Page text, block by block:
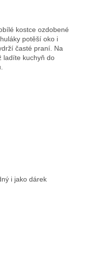
kostce ozdobené
potěší oko i
časté praní. Na
ladíte kuchyň do
i jako dárek